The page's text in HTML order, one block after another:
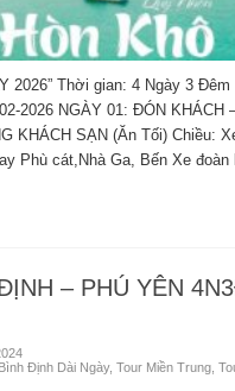
2026” Thời gian: 4 Ngày 3
2026 NGÀY 01: ĐÓN KHÁCH
KHÁCH SẠN (Ăn Tối) Chiều:
Phù cát,Nhà Ga, Bến Xe
– PHÚ YÊN
Định Dài Ngày,Tour Miền Trung ,